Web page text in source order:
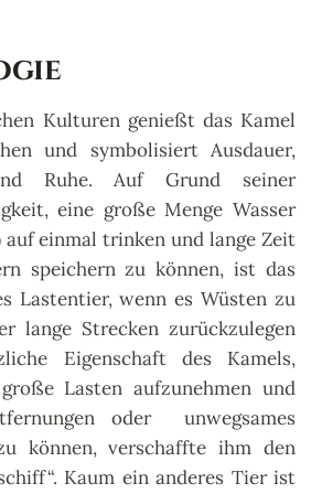
Kulturen genießt das Kamel
und symbolisiert Ausdauer,
Ruhe. Auf Grund seiner
eine große Menge Wasser
auf einmal trinken und lange Zeit
speichern zu können, ist das
Lastentier, wenn es Wüsten zu
lange Strecken zurückzulegen
Eigenschaft des Kamels,
Lasten aufzunehmen und
oder unwegsames
können, verschaffte ihm den
Kaum ein anderes Tier ist